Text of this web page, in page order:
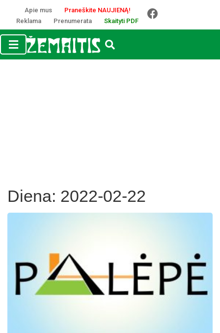
Apie mus
Praneškite NAUJIENĄ!
Reklama
Prenumerata Skaityti PDF
Diena: 2022-02-22